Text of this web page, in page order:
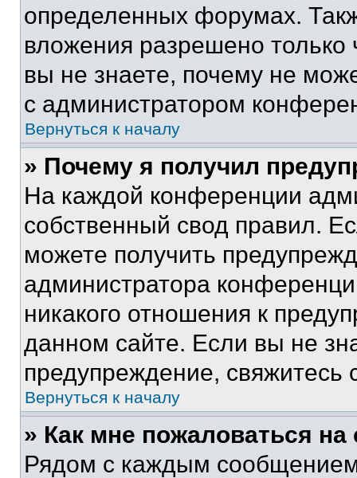
определенных форумах.
вложения разрешено
вы не знаете, почему не
с администратором
Вернуться к началу
» Почему я получил
На каждой конференции
собственный свод правил.
можете получить
администратора
никакого отношения к
данном сайте. Если вы не
предупреждение,
Вернуться к началу
» Как мне пожаловаться
Рядом с каждым сообщением